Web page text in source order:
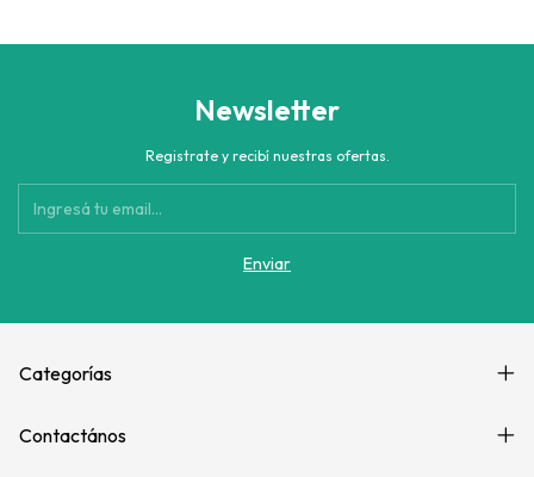
Newsletter
Registrate y recibí nuestras ofertas.
Categorías
Contactános